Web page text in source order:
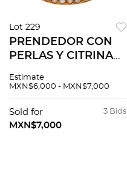
Lot 229
PRENDEDOR CON
PERLAS Y CITRINA
DE 15K. Perlas
semiesféricas color
crema: 1.4 - 1.7 mm y
Estimate
MXN$6,000 - MXN$7,000
3 Bids
Sold for
MXN$7,000